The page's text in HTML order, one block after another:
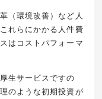
（環境改善）など人
れらにかかる人件費
はコストパフォーマ
生サービスですの
のような初期投資が